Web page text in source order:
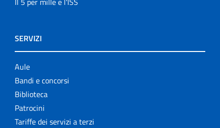
SERVIZI
Aule
Bandi e concorsi
Biblioteca
Patrocini
Tariffe dei servizi a terzi